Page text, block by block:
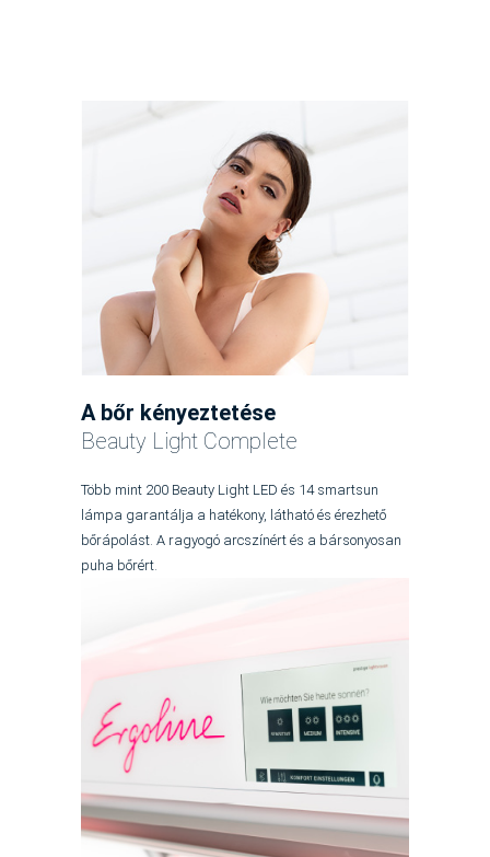
A bőr kényeztetése
Beauty Light Complete
Több mint 200 Beauty Light LED és 14 smartsun
lámpa garantálja a hatékony, látható és érezhető
bőrápolást. A ragyogó arcszínért és a bársonyosan
puha bőrért.